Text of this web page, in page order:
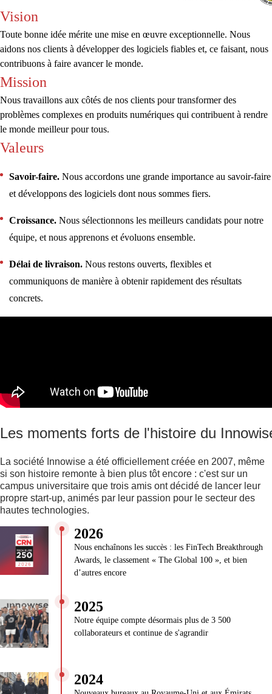
Vision
Toute bonne idée mérite une mise en œuvre exceptionnelle. Nous
aidons nos clients à développer des logiciels fiables et, ce faisant, nous
contribuons à faire avancer le monde.
Mission
Nous travaillons aux côtés de nos clients pour transformer des
problèmes complexes en produits numériques qui contribuent à rendre
le monde meilleur pour tous.
Valeurs
Savoir-faire. Nous accordons une grande importance au savoir-faire
et développons des logiciels dont nous sommes fiers.
Croissance. Nous sélectionnons les meilleurs candidats pour notre
équipe, et nous apprenons et évoluons ensemble.
Délai de livraison. Nous restons ouverts, flexibles et
communiquons de manière à obtenir rapidement des résultats
concrets.
Les moments forts de l'histoire du
La société Innowise a été officiellement créée en 2007, même
si son histoire remonte à bien plus tôt encore : c'est sur un
campus universitaire que trois amis ont décidé de lancer leur
propre start-up, animés par leur passion pour le secteur des
hautes technologies.
2026
Nous enchaînons les succès : les FinTech Breakthrough
Awards, le classement « The Global 100 », et bien
d’autres encore
2025
Notre équipe compte désormais plus de 3 500
collaborateurs et continue de s'agrandir
2024